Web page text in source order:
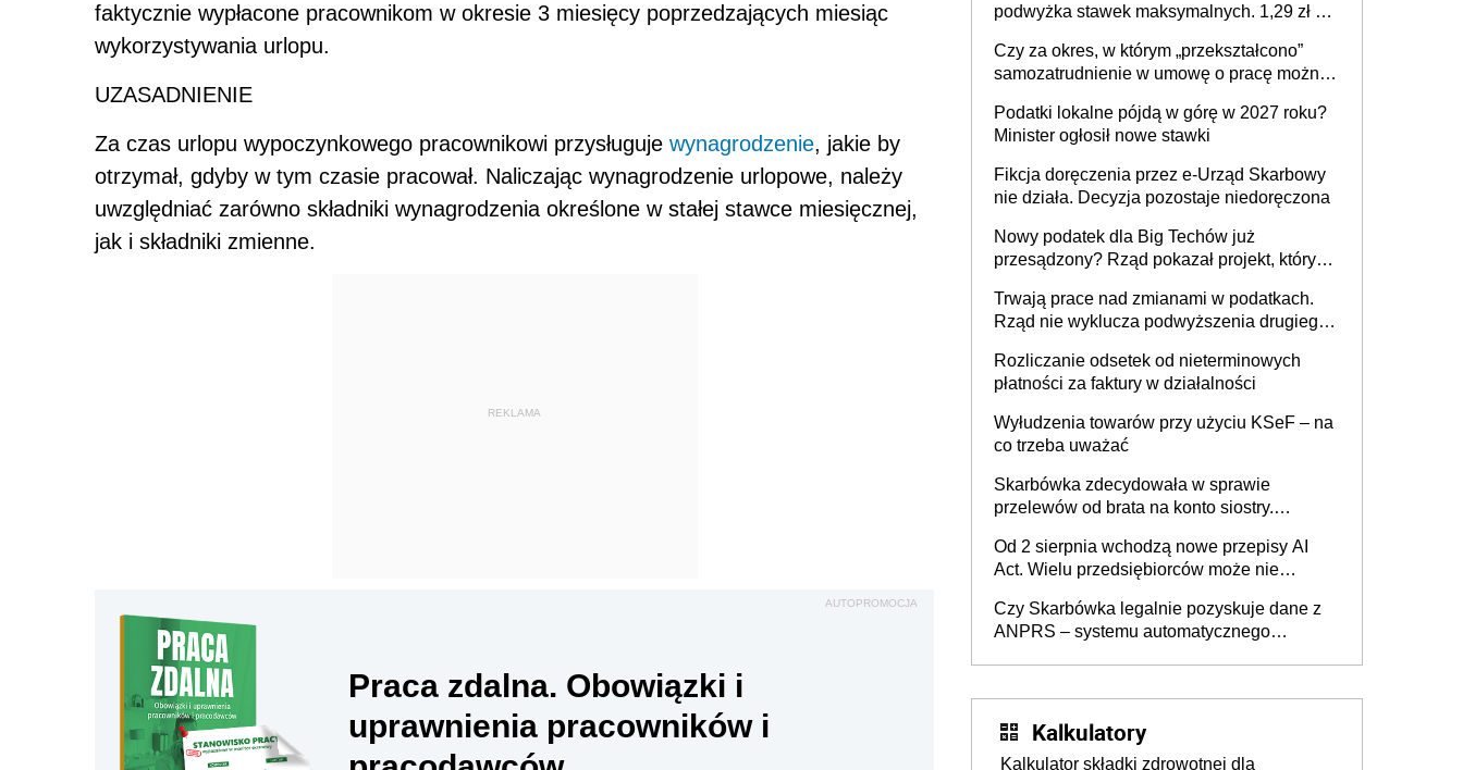
faktycznie wypłacone pracownikom w okresie 3 miesięcy poprzedzających miesiąc
wykorzystywania urlopu.
UZASADNIENIE
Za czas urlopu wypoczynkowego pracownikowi przysługuje wynagrodzenie, jakie by
otrzymał, gdyby w tym czasie pracował. Naliczając wynagrodzenie urlopowe, należy
uwzględniać zarówno składniki wynagrodzenia określone w stałej stawce miesięcznej,
jak i składniki zmienne.
REKLAMA
AUTOPROMOCJA
Praca zdalna. Obowiązki i
uprawnienia pracowników i
podwyżka stawek maksymalnych. 1,29 zł za
budynków i lokali związanych z
prowadzeniem działalności gospodarczej
Czy za okres, w którym „przekształcono”
samozatrudnienie w umowę o pracę można
umowy cywilnoprawnej jedynym
racjonalnym wyjściem
Podatki lokalne pójdą w górę w 2027 roku?
Minister ogłosił nowe stawki
Fikcja doręczenia przez e-Urząd Skarbowy
nie działa. Decyzja pozostaje niedoręczona
Nowy podatek dla Big Techów już
przesądzony? Rząd pokazał projekt, który
Trwają prace nad zmianami w podatkach.
Rząd nie wyklucza podwyższenia drugiego
Rozliczanie odsetek od nieterminowych
płatności za faktury w działalności
Wyłudzenia towarów przy użyciu KSeF – na
co trzeba uważać
Skarbówka zdecydowała w sprawie
przelewów od brata na konto siostry.
darowizna, ale podatku jednak nie będzie
Od 2 sierpnia wchodzą nowe przepisy AI
Act. Wielu przedsiębiorców może nie
Czy Skarbówka legalnie pozyskuje dane z
ANPRS – systemu automatycznego
Kalkulatory
Kalkulator składki zdrowotnej dla